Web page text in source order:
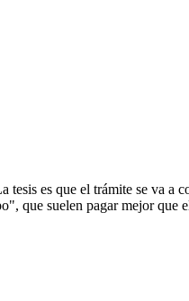
es que el trámite se va a
que suelen pagar mejor que